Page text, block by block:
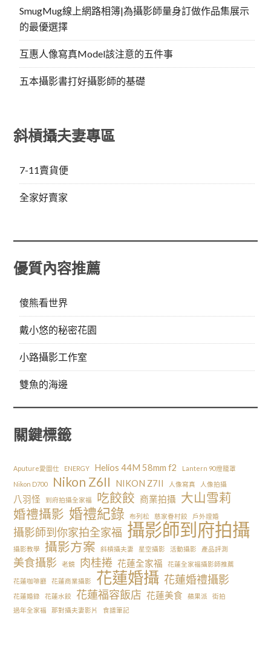
SmugMug線上網路相簿|為攝影師量身訂做作品集展示
的最優選擇
互惠人像寫真Model該注意的五件事
五本攝影書打好攝影師的基礎
斜槓攝夫妻專區
7-11賣貨便
全家好賣家
優質內容推薦
傻熊看世界
戴小悠的秘密花園
小路攝影工作室
雙魚的海邊
關鍵標籤
Aputure愛圖仕 ENERGY Helios 44M 58mm f2
Lantern 90燈籠罩
Nikon D700
Nikon Z6II NIKON Z7II 人像寫真 人像拍攝
八羽怪 到府拍攝全家福 吃餃餃 商業拍攝 大山雪莉
婚禮攝影 婚禮紀錄 布列松 慈家眷村餃 戶外證婚
攝影師到你家拍全家福 攝影師到府拍攝
攝影教學 攝影方案 斜槓攝夫妻 星空攝影 活動攝影 產品評測
美食攝影 老鏡 肉桂捲 花蓮全家福 花蓮全家福攝影師推薦
花蓮咖啡廳 花蓮商業攝影 花蓮婚攝 花蓮婚禮攝影
花蓮婚錄 花蓮水餃 花蓮福容飯店 花蓮美食 蘋果派
街拍
過年全家福
那對攝夫妻影片 食譜筆記